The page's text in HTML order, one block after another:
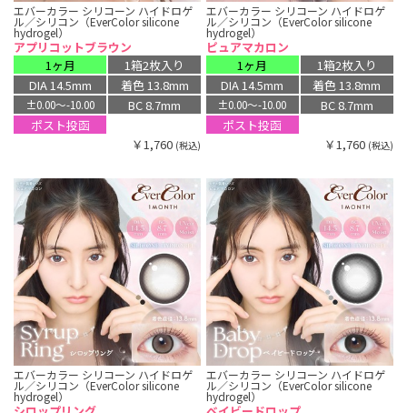
エバーカラー シリコーン ハイドロゲ
ル／シリコン（EverColor silicone
hydrogel）
アプリコットブラウン
1ヶ月
1箱2枚入り
DIA 14.5mm
着色 13.8mm
±0.00〜-10.00
BC 8.7mm
ポスト投函
￥1,760 (税込)
エバーカラー シリコーン ハイドロゲ
ル／シリコン（EverColor silicone
hydrogel）
ピュアマカロン
1ヶ月
1箱2枚入り
DIA 14.5mm
着色 13.8mm
±0.00〜-10.00
BC 8.7mm
ポスト投函
￥1,760 (税込)
エバーカラー シリコーン ハイドロゲ
ル／シリコン（EverColor silicone
hydrogel）
エバーカラー シリコーン ハイドロゲ
ル／シリコン（EverColor silicone
hydrogel）